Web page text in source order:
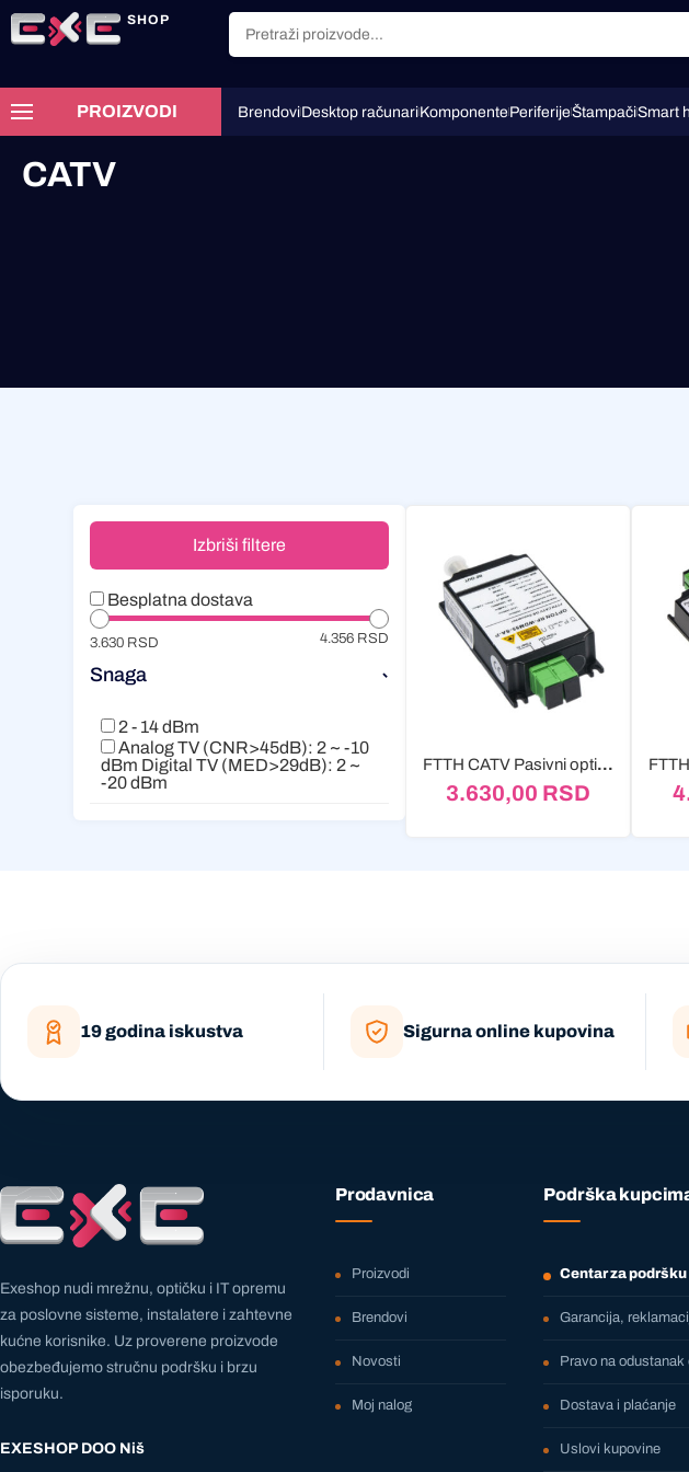
SHOP
PROIZVODI BrendoviDesktop računariKomponentePeriferijeŠtampačiSmart
CATV
Izbriši filtere
Besplatna dostava
3.630 RSD 4.356 RSD
Snaga -
2 - 14 dBm
Analog TV (CNR>45dB): 2 ~ -10
dBm Digital TV (MED>29dB): 2 ~
-20 dBm
FTTH CATV Pasivni optički prijemnik
3.630,00 RSD
19 godina iskustva Sigurna online kupovina
Exeshop nudi mrežnu, optičku i IT opremu
za poslovne sisteme, instalatere i zahtevne
kućne korisnike. Uz proverene proizvode
obezbeđujemo stručnu podršku i brzu
isporuku.
EXESHOP DOO Niš
Prodavnica
Proizvodi
Brendovi
Novosti
Moj nalog
Podrška
Centar za podršku
Garancija,
Pravo na odustanak
Dostava i plaćanje
Uslovi kupovine